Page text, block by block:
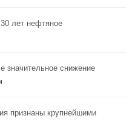
лет нефтяное
значительное снижение
признаны крупнейшими